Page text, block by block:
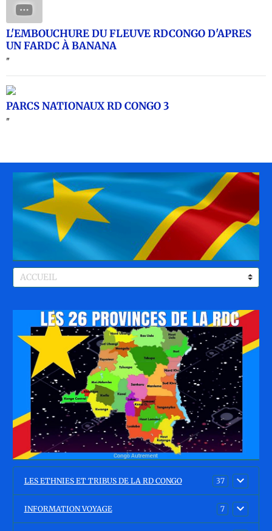
L'EMBOUCHURE DU FLEUVE RDCONGO D'APRES
UN FARDC À BANANA
"
PARCS NATIONAUX RD CONGO 3
"
LES ETHNIES ET TRIBUS DE LA RD CONGO 37
INFORMATION VOYAGE 7